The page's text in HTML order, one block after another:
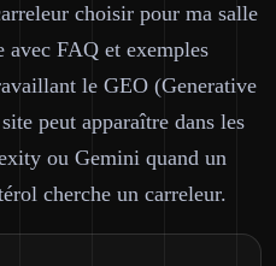
choisir pour ma salle
FAQ et exemples
le GEO (Generative
peut apparaître dans les
ou Gemini quand un
cherche un carreleur.